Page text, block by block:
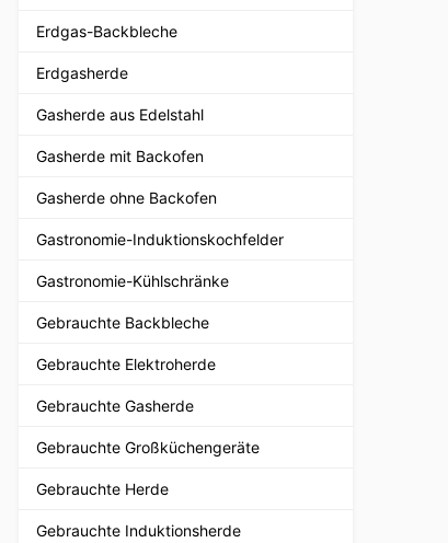
Erdgas-Backbleche
Erdgasherde
Gasherde aus Edelstahl
Gasherde mit Backofen
Gasherde ohne Backofen
Gastronomie-Induktionskochfelder
Gastronomie-Kühlschränke
Gebrauchte Backbleche
Gebrauchte Elektroherde
Gebrauchte Gasherde
Gebrauchte Großküchengeräte
Gebrauchte Herde
Gebrauchte Induktionsherde